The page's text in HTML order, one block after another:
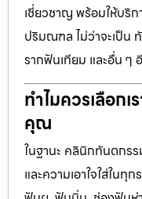
เชี่ยวชาญ พร้อมให้บริก
ปริมณฑล ไม่ว่าจะเป็น
รากฟันเทียม และอื่น ๆ
ทำไมควรเลือก
คุณ
ในฐานะ คลินิกทันตกร
และความเอาใจใส่ในทุ